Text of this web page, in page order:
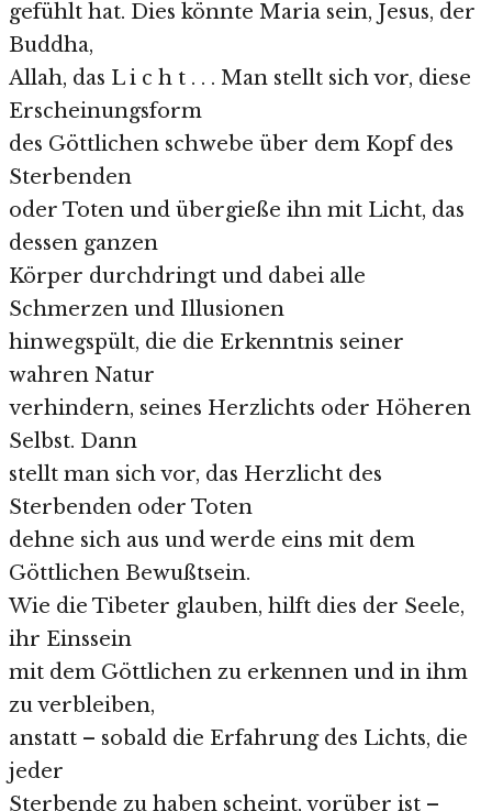
gefühlt hat. Dies könnte Maria sein, Jesus, der
Buddha,
Allah, das L i c h t . . . Man stellt sich vor, diese
Erscheinungsform
des Göttlichen schwebe über dem Kopf des
Sterbenden
oder Toten und übergieße ihn mit Licht, das
dessen ganzen
Körper durchdringt und dabei alle
Schmerzen und Illusionen
hinwegspült, die die Erkenntnis seiner
wahren Natur
verhindern, seines Herzlichts oder Höheren
Selbst. Dann
stellt man sich vor, das Herzlicht des
Sterbenden oder Toten
dehne sich aus und werde eins mit dem
Göttlichen Bewußtsein.
Wie die Tibeter glauben, hilft dies der Seele,
ihr Einssein
mit dem Göttlichen zu erkennen und in ihm
zu verbleiben,
anstatt – sobald die Erfahrung des Lichts, die
jeder
Sterbende zu haben scheint, vorüber ist –